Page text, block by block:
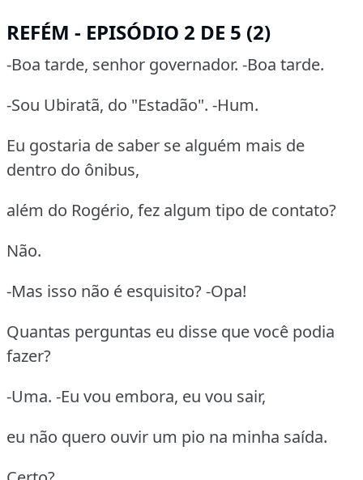
REFÉM - EPISÓDIO 2 DE 5 (2)
-Boa tarde, senhor governador. -Boa tarde.
-Sou Ubiratã, do "Estadão". -Hum.
Eu gostaria de saber se alguém mais de
dentro do ônibus,
além do Rogério, fez algum tipo de contato?
Não.
-Mas isso não é esquisito? -Opa!
Quantas perguntas eu disse que você podia
fazer?
-Uma. -Eu vou embora, eu vou sair,
eu não quero ouvir um pio na minha saída.